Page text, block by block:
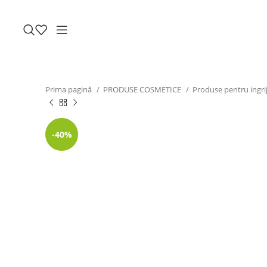
Prima pagină PRODUSE COSMETICE Produse pentru
-40%